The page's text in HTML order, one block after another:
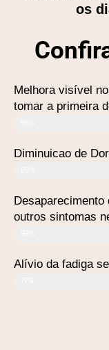
os
Melhora visível
tomar a primeira
Diminuicao de
outros sintomas
Alívio da fadiga